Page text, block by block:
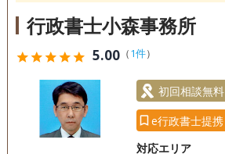
行政書士小森事務所
starstarstarstarstar 5.00（1件）
初回相談無料
e行政書士提携
対応エリア